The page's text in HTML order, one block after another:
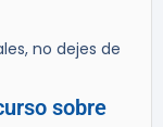
no dejes de
sobre